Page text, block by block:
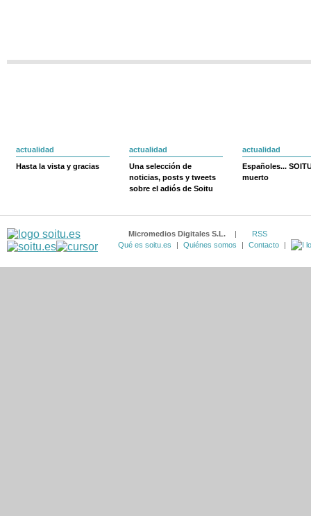
actualidad
Hasta la vista y gracias
actualidad
Una selección de
noticias, posts y tweets
sobre el adiós de Soitu
actualidad
Españoles...
muerto
Micromedios Digitales S.L. |
RSS
Qué es soitu.es
| Quiénes somos | Contacto |